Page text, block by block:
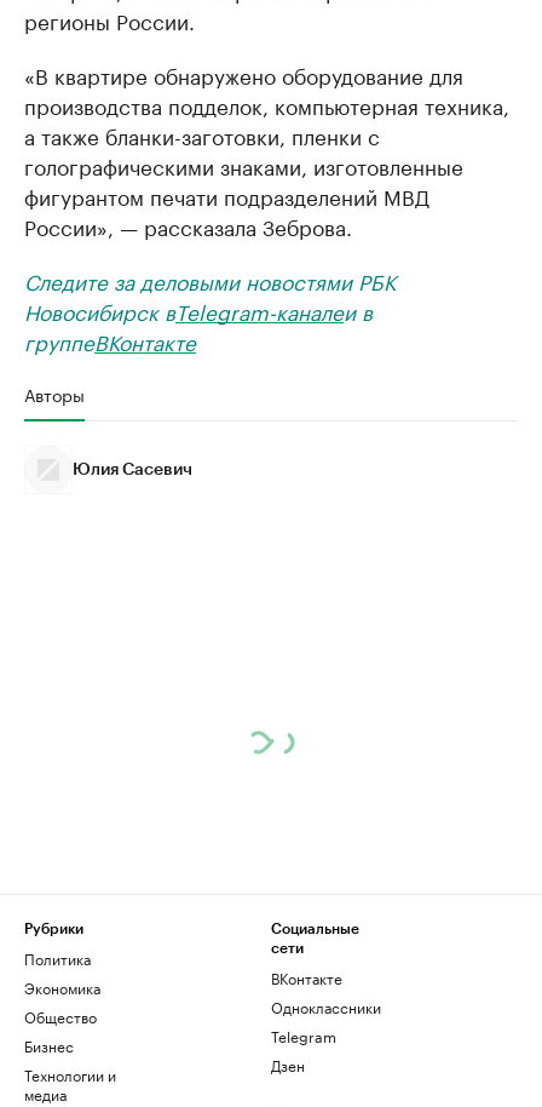
регионы России.
«В квартире обнаружено оборудование для
производства подделок, компьютерная техника,
а также бланки-заготовки, пленки с
голографическими знаками, изготовленные
фигурантом печати подразделений МВД
России», — рассказала Зеброва.
Следите за деловыми новостями РБК
Новосибирск вTelegram-каналеи в
группеВКонтакте
Авторы
Юлия Сасевич
Рубрики
Политика
Экономика
Общество
Бизнес
Технологии и
медиа
Социальные
сети
ВКонтакте
Одноклассники
Telegram
Дзен